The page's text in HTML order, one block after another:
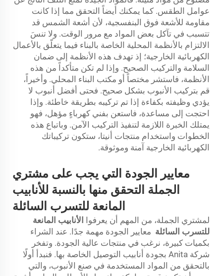
عوامل الطقس. كما يمكنك أيضاً التحقق مما إذا كانت
مقاومة للأشعة فوق البنفسجية، لأن أشعة الشمس قد
تتسبب في تآكل بعض المواد مع مرور الوقت. ولا تنسَ
الالتزام بالأنظمة المحلية الخاصة بالبناء فيما يتعلّق بالأعمال
الكهربائية الخارجية؛ إذ تهدف هذه الأنظمة إلى ضمان
السلامة والتركيب الصحيح. وإذا لم تكن متأكداً من هذه
الأنظمة، فاستشر مختصاً أو مكتب البناء المحلي. وأخيراً،
قم بتركيب الأنبوب بشكل صحيح. فحتى أفضل أنبوب لا
يؤدي وظيفته بكفاءة إذا تم تركيبه بطريقة خاطئة. وإذا
احتجت إلى مساعدة، فاستعن بفني كهرباءٍ مؤهل، فهو
يمتلك الخبرة اللازمة لتنفيذ التركيب الآمن. وباتباع هذه
الخطوات واستخدام منتجات أنيتا، ستكون تركيباتك
الكهربائية الخارجية آمنة وموثوقة.
معايير الجودة التي يجب على مشتري
الجملة التحقق منها بالنسبة للأنابيب
المانعة للتسرب السائلة
لمشتري الجملة، من المهم أن يعرفوا
الأنابيب المانعة
للتسرب السائلة معايير الجودة مهمة جدًا. عند الشراء
بكميات كبيرة، نرغب في منتجات عالية الجودة. وتفخر
شركة Anita بجودة أنابيب التوصيل الخاصة بها. فنبدأ أولًا
بالتحقق من المواد المستخدمة في صنع الأنبوب، والتي